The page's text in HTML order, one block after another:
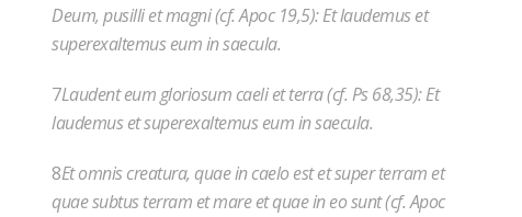
Deum, pusilli et magni (cf. Apoc 19,5): Et laudemus et
superexaltemus eum in saecula.
7Laudent eum gloriosum caeli et terra (cf. Ps 68,35): Et
laudemus et superexaltemus eum in saecula.
8Et omnis creatura, quae in caelo est et super terram et
quae subtus terram et mare et quae in eo sunt (cf. Apoc